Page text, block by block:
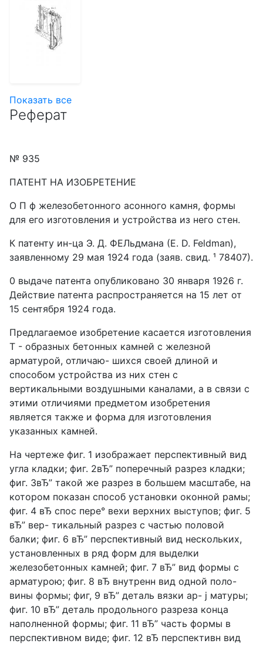
Показать все
Реферат
№ 935
ПАТЕНТ HA ИЗОБРЕТЕНИЕ
О П ф железобетонного асонного камня, формы
для его изготовления и устройства из него стен.
К патенту ин-ца Э. Д. ФЕЛьдмана (Е. D. Feldman),
заявленному 29 мая 1924 года (заяв. свид. ¹ 78407).
0 выдаче патента опубликовано 30 января 1926 г.
Действие патента распространяется на 15 лет от
15 сентября 1924 года.
Предлагаемое изобретение касается изготовления
Т - образных бетонных камней с железной
арматурой, отличаю- шихся своей длиной и
способом устройства из них стен с
вертикальными воздушными каналами, а в связи с
этими отличиями предметом изобретения
является также и форма для изготовления
указанных камней.
На чертеже фиг. 1 изображает перспективный вид
угла кладки; фиг. 2вЂ” поперечный разрез кладки;
фиг. 3вЂ” такой же разрез в большем масштабе, на
котором показан способ установки оконной рамы;
фиг. 4 вЂ спос пере° вехи верхних выступов; фиг. 5
вЂ” вер- тикальный разрез с частью половой
балки; фиг. 6 вЂ” перспективный вид нескольких,
установленных в ряд форм для выделки
железобетонных камней; фиг. 7 вЂ” вид формы с
арматурою; фиг. 8 вЂ внутренн вид одной поло-
вины формы; фиг, 9 вЂ” деталь вязки ар- j матуры;
фиг. 10 вЂ” деталь продольного разреза конца
наполненной формы; фиг. 11 вЂ” часть формы в
перспективном виде; фиг. 12 вЂ перспективн вид